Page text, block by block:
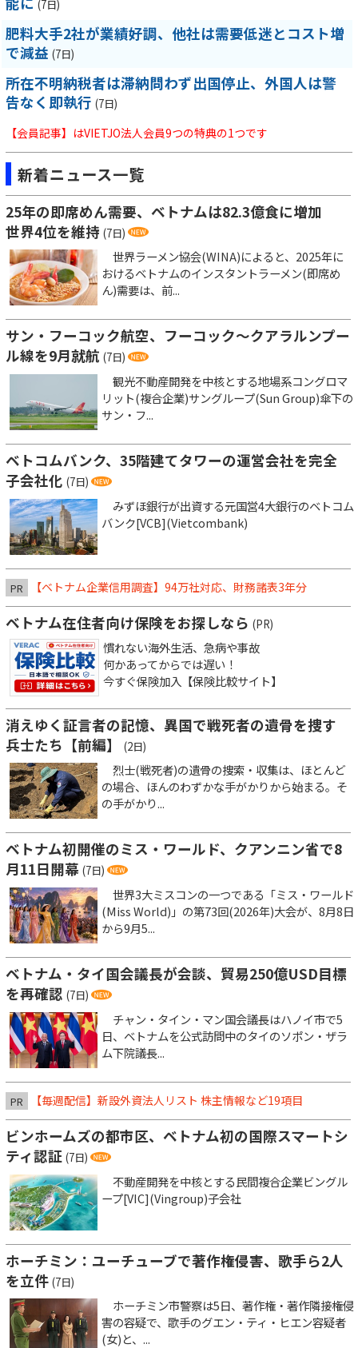
(7日)
肥料大手2社が業績好調、他社は需要低迷とコスト増
で減益 (7日)
所在不明納税者は滞納問わず出国停止、外国人は警
告なく即執行 (7日)
【会員記事】はVIETJO法人会員9つの特典の1つです
新着ニュース一覧
25年の即席めん需要、ベトナムは82.3億食に増加
世界4位を維持 (7日)
世界ラーメン協会(WINA)によると、2025年に
おけるベトナムのインスタントラーメン(即席め
ん)需要は、前...
サン・フーコック航空、フーコック～クアラルンプー
ル線を9月就航 (7日)
観光不動産開発を中核とする地場系コングロマ
リット(複合企業)サングループ(Sun Group)傘下の
サン・フ...
ベトコムバンク、35階建てタワーの運営会社を完全
子会社化 (7日)
みずほ銀行が出資する元国営4大銀行のベトコム
バンク[VCB](Vietcombank)
PR 【ベトナム企業信用調査】94万社対応、財務諸表3年分
ベトナム在住者向け保険をお探しなら (PR)
慣れない海外生活、急病や事故
何かあってからでは遅い！
今すぐ保険加入【保険比較サイト】
消えゆく証言者の記憶、異国で戦死者の遺骨を捜す
兵士たち【前編】
(2日)
烈士(戦死者)の遺骨の捜索・収集は、ほとんど
の場合、ほんのわずかな手がかりから始まる。そ
の手がかり...
ベトナム初開催のミス・ワールド、クアンニン省で8
月11日開幕 (7日)
世界3大ミスコンの一つである「ミス・ワールド
(Miss World)」の第73回(2026年)大会が、8月8日
から9月5...
ベトナム・タイ国会議長が会談、貿易250億USD目標
を再確認 (7日)
チャン・タイン・マン国会議長はハノイ市で5
日、ベトナムを公式訪問中のタイのソポン・ザラ
ム下院議長...
PR 【毎週配信】新設外資法人リスト 株主情報など19項目
ビンホームズの都市区、ベトナム初の国際スマートシ
ティ認証 (7日)
不動産開発を中核とする民間複合企業ビングル
ープ[VIC](Vingroup)子会社
ホーチミン：ユーチューブで著作権侵害、歌手ら2人
を立件 (7日)
ホーチミン市警察は5日、著作権・著作隣接権侵
害の容疑で、歌手のグエン・ティ・ヒエン容疑者
(女)と、...